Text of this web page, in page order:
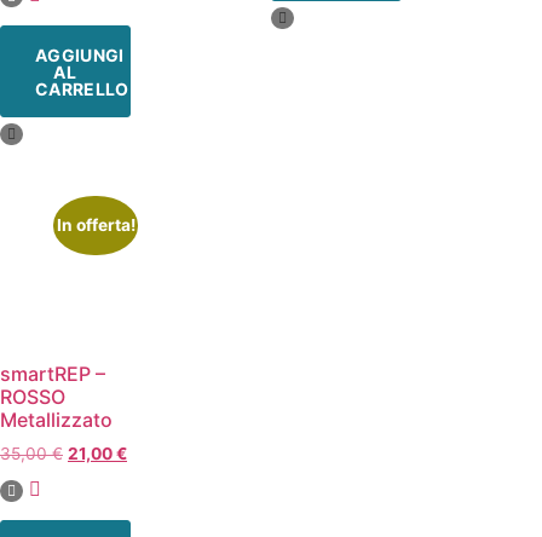
AGGIUNGI
AL
CARRELLO
In offerta!
smartREP –
ROSSO
Metallizzato
35,00€ 21,00€